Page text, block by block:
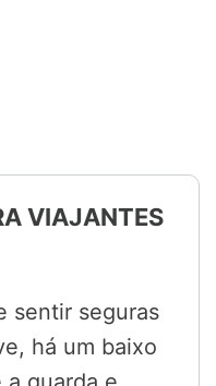
VIAJANTES
sentir seguras
há um baixo